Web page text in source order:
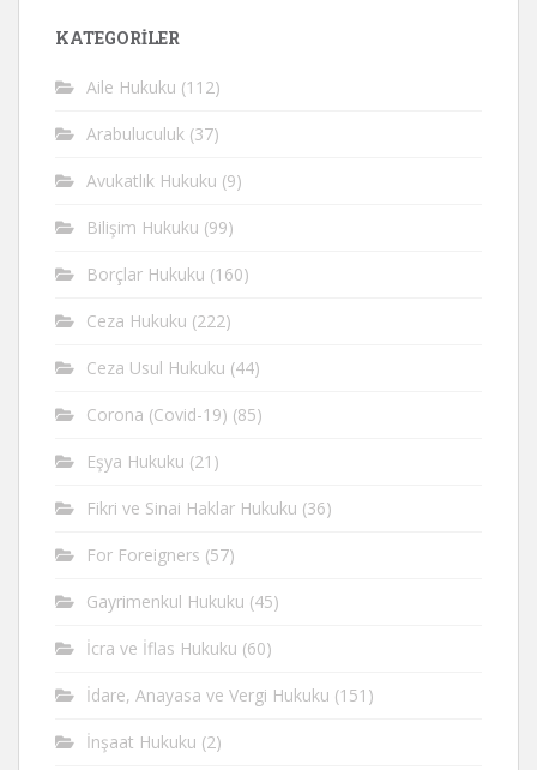
KATEGORİLER
Aile Hukuku (112)
Arabuluculuk (37)
Avukatlık Hukuku (9)
Bilişim Hukuku (99)
Borçlar Hukuku (160)
Ceza Hukuku (222)
Ceza Usul Hukuku (44)
Corona (Covid-19) (85)
Eşya Hukuku (21)
Fikri ve Sinai Haklar Hukuku (36)
For Foreigners (57)
Gayrimenkul Hukuku (45)
İcra ve İflas Hukuku (60)
İdare, Anayasa ve Vergi Hukuku (151)
İnşaat Hukuku (2)